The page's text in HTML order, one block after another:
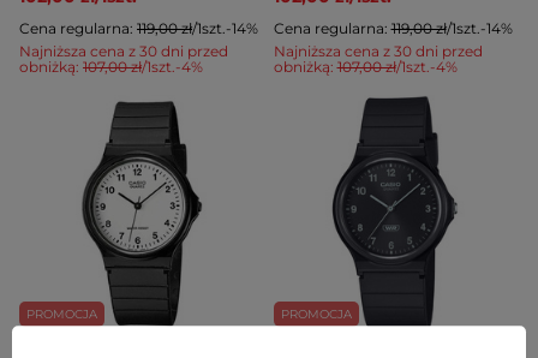
Najniższa cena z 30 dni przed
obniżką: 107,00 zł/1szt.-4%
Cena regularna: 119,00 zł/1szt.-14%
Najniższa cena z 30 dni przed
obniżką:107,00 zł/1szt.-4%
Cena regularna:119,00 zł/1szt.-14%
PROMOCJA PROMOCJA